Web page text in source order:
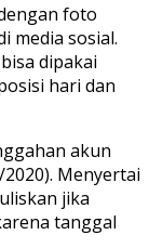
foto
media sosial.
dipakai
hari dan
akun
Menyertai
jika
tanggal